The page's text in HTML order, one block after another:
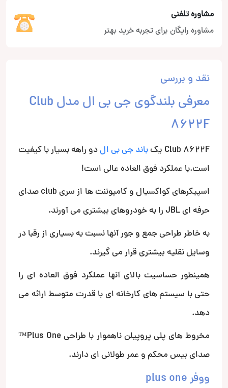
مشاوره تلفنی
مشاوره رایگان برای تجربه خرید بهتر
نقد و بررسی
معرفی بلندگوی جی بی ال مدل Club
8622F
Club 8622F یک باند جی بی الدو راهه بسیار با کیفیت
است.با عملکرد فوق العاده عالی است!
اسپیکرهای کواکسیال و کامپوننت ها از سری club صدای
حرفه ای JBL را به خودروهای بیشتری می آورند.
به خاطر طراحی جمع و جور آنها نسبت به بسیاری از رقبا در
وسایل نقلیه بیشتری قرار می گیرند.
همینطور حساسیت بالای آنها عملکرد فوق العاده ای را
حتی با سیستم های کارخانه ای با قدرت متوسط ارائه می
دهد.
مخروط های پلی پروپیلن ناهموار با طراحی Plus One™
صدای بیس محکم و عمر طولانی ای دارند.
ووفر plus one